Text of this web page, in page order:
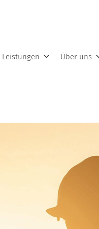
Leistungen Über uns